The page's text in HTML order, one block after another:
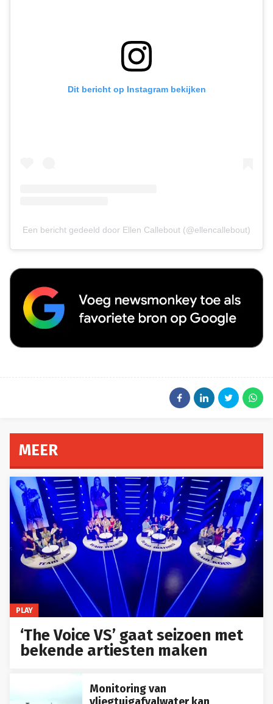
Dit bericht op Instagram bekijken
Een bericht gedeeld door Ellen Callebout (@ellencallebout)
MEER
PLAY
‘The Voice VS’ gaat seizoen met
bekende artiesten maken
Monitoring van